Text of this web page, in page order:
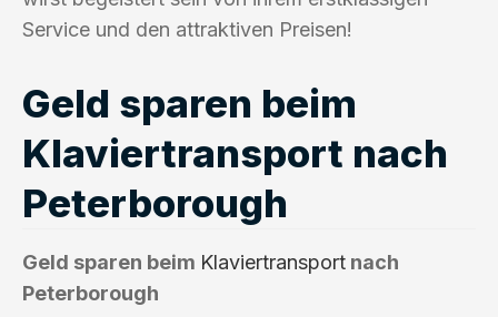
Service und den attraktiven Preisen!
Geld sparen beim
Klaviertransport nach
Peterborough
Geld sparen beim Klaviertransport nach
Peterborough